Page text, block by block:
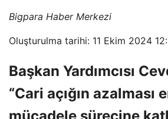
Bigpara Haber Merkezi
Oluşturulma tarihi: 11 Ekim 2024
Başkan Yardımcısı
“Cari açığın azalması